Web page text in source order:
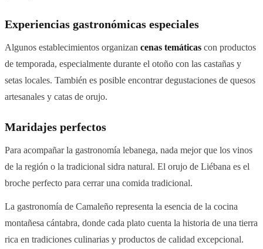
Experiencias gastronómicas especiales
Algunos establecimientos organizan cenas temáticas con productos
de temporada, especialmente durante el otoño con las castañas y
setas locales. También es posible encontrar degustaciones de quesos
artesanales y catas de orujo.
Maridajes perfectos
Para acompañar la gastronomía lebanega, nada mejor que los vinos
de la región o la tradicional sidra natural. El orujo de Liébana es el
broche perfecto para cerrar una comida tradicional.
La gastronomía de Camaleño representa la esencia de la cocina
montañesa cántabra, donde cada plato cuenta la historia de una tierra
rica en tradiciones culinarias y productos de calidad excepcional.